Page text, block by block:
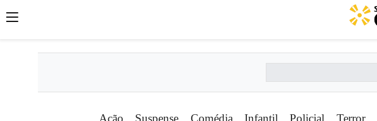
Ação Suspense Comédia Infantil Policial Terror